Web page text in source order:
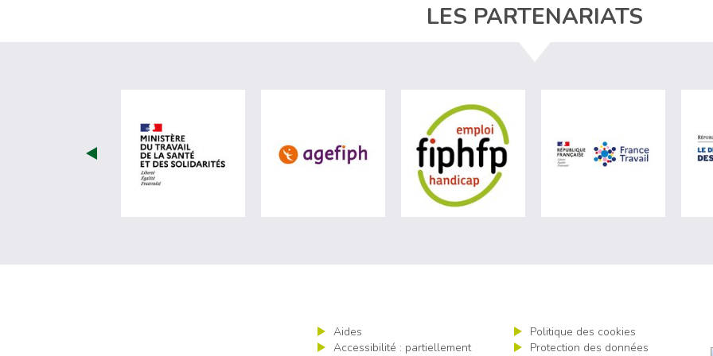
LES PARTENARIATS
visiter les site de Ministère du travail (nouvelle fenêtre)
visiter les site de Agefiph (nouvelle fenêtre)visiter les site de Fiphfp (nouvellevisiter les
Aides
Accessibilité : partiellement
Politique des cookies
Protection des données